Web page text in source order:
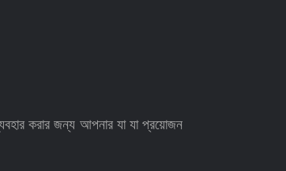
করার জন্য আপনার যা যা প্রয়োজন